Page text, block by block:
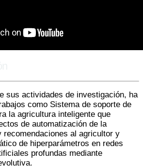
sus actividades de investigación, ha
como Sistema de soporte de
la agricultura inteligente que
de automatización de la
recomendaciones al agricultor y
de hiperparámetros en redes
profundas mediante